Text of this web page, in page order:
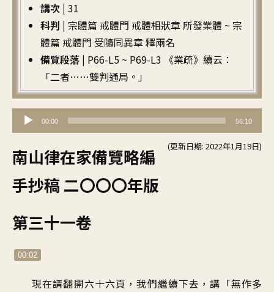
講次 | 31
科判 | 宗體篇 戒體門 戒體相狀章 所發業體 ~ 宗
體篇 戒體門 受隨同異章 釋兩名
備覽段落 | P66-L5 ~ P69-L3 《業疏》續云：
「二者……雙判通局。」
訊
播
放
器
00:00 56:10
(更新日期: 2022年1月19日)
南山律在家備覽略編
手抄稿 二〇〇〇年版
第三十一卷
00:02
現在請翻開六十六頁，我們繼續下去，講「無作多